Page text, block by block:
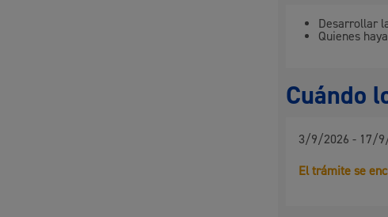
Seguridad ciudadana y emergencias
Desarrollar
Quienes
Cuándo
3/9/2026 - 17/
El trámite se